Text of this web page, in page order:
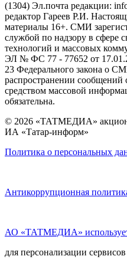
(1304) Эл.почта редакции:
редактор Гареев Р.И.
материалы 16+. СМИ
службой по надзору в сфере
технологий и массовых
ЭЛ № ФС 77 - 77652 от
23 Федерального закона о
распространении сообщений
средством массовой
обязательна.
© 2026 «ТАТМЕДИА»
ИА «Татар-информ»
Политика о персональных
Антикоррупционная
АО «ТАТМЕДИА»
для персонализации